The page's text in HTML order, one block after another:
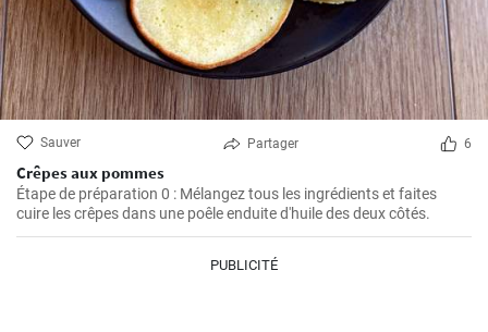
Sauver Partager 6
Crêpes aux pommes
Étape de préparation 0 : Mélangez tous les ingrédients et faites
cuire les crêpes dans une poêle enduite d'huile des deux côtés.
PUBLICITÉ